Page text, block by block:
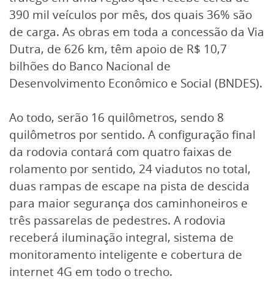
390 mil veículos por mês, dos quais 36% são
de carga. As obras em toda a concessão da Via
Dutra, de 626 km, têm apoio de R$ 10,7
bilhões do Banco Nacional de
Desenvolvimento Econômico e Social (BNDES).
Ao todo, serão 16 quilômetros, sendo 8
quilômetros por sentido. A configuração final
da rodovia contará com quatro faixas de
rolamento por sentido, 24 viadutos no total,
duas rampas de escape na pista de descida
para maior segurança dos caminhoneiros e
três passarelas de pedestres. A rodovia
receberá iluminação integral, sistema de
monitoramento inteligente e cobertura de
internet 4G em todo o trecho.